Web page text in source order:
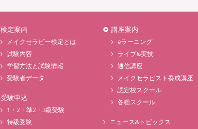
検定案内
メイクセラピー検定とは
試験内容
学習方法と試験情報
受験者データ
受験申込
1・2・準2・3級受験
特級受験
講座案内
eラーニング
ライブ&実技
通信講座
メイクセラピスト養成講座
認定校スクール
各種スクール
ニュース&トピックス